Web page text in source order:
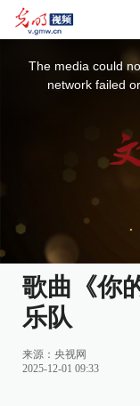
The media could
network failed
歌曲《你
乐队
来源： 央视网
2025-12-01 09:33